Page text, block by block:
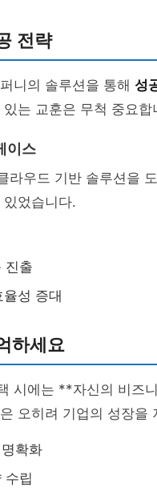
전략
니의 솔루션을 통해 성
는 교훈은 무척 중요합
이스
라우드 기반 솔루션을
었습니다.
진출
성 증대
하세요
시에는 **자신의 비즈
오히려 기업의 성장을
확화
수립